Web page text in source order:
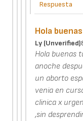
Respuesta
Hola
Ly (unverified)
Hola buenas
anoche
un aborto
venia en
clinica x
,sin